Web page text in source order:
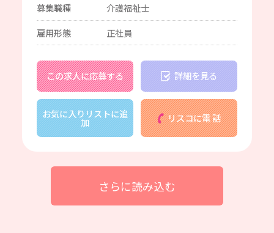
募集職種
介護福祉士
雇用形態
正社員
この求人に応募する 詳細を見る
お気に入りリストに追
加 リスコに電 話
さらに読み込む